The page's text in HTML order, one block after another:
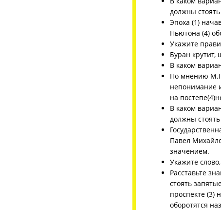
должны
Эпоха (1)
Ньютона (4)
Укажите
Буран крутит,
В каком
По мнению
непонимание
на
В каком
должны
Павел
значением.
Укажите
Расставьте
стоять
проспекте (3)
оборотятся